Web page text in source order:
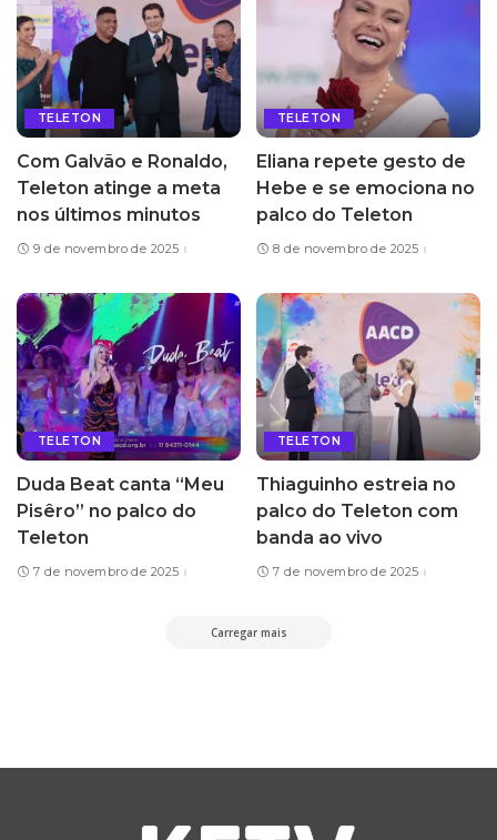
TELETON
Com Galvão e Ronaldo,
Teleton atinge a meta
nos últimos minutos
9 de novembro de 2025
TELETON
Eliana repete gesto de
Hebe e se emociona no
palco do Teleton
8 de novembro de 2025
TELETON
Duda Beat canta “Meu
Pisêro” no palco do
Teleton
7 de novembro de 2025
TELETON
Thiaguinho estreia no
palco do Teleton com
banda ao vivo
7 de novembro de 2025
Carregar mais